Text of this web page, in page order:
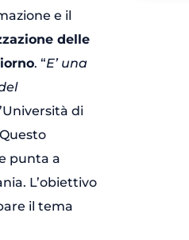
e il
delle
. “E’ una
di
punta a
L’obiettivo
il tema